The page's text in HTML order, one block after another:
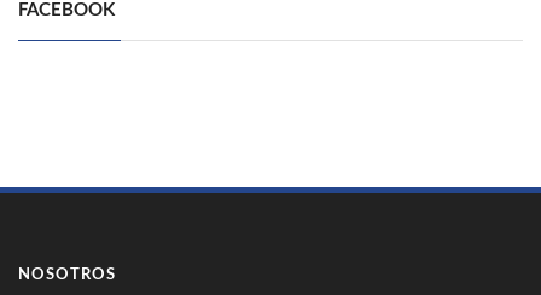
FACEBOOK
NOSOTROS